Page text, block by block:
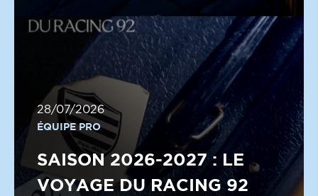
28/07/2026
ÉQUIPE PRO
SAISON 2026-2027 : LE
VOYAGE DU RACING 92